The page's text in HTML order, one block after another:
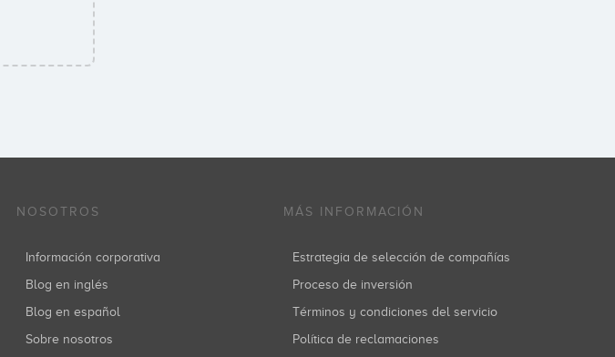
NOSOTROS
Información corporativa
Blog en inglés
Blog en español
Sobre nosotros
MÁS INFORMACIÓN
Estrategia de selección de compañías
Proceso de inversión
Términos y condiciones del servicio
Política de reclamaciones